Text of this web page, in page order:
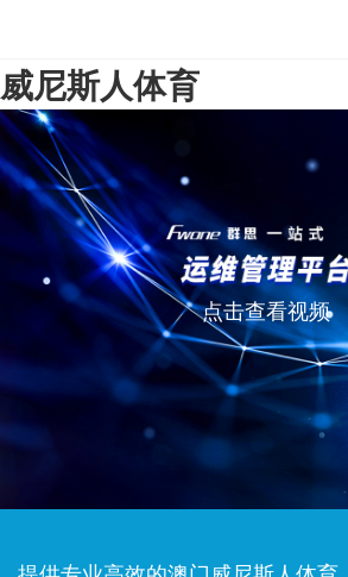
威尼斯人体育
点击查看视频